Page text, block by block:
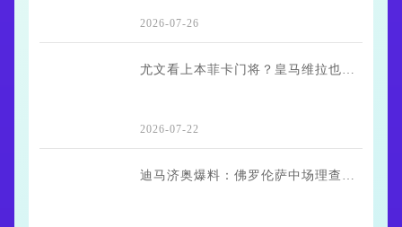
2026-07-26
尤文看上本菲卡门将？皇马维拉也在盯着
2026-07-22
迪马济奥爆料：佛罗伦萨中场理查德森即将重返勒阿弗尔